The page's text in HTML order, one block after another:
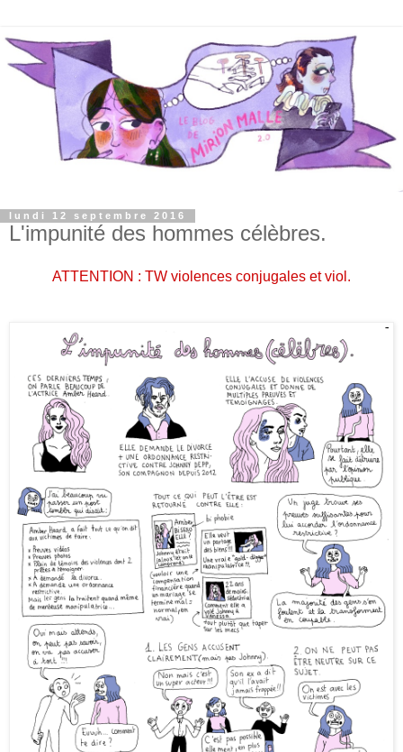
lundi 12 septembre 2016
L'impunité des hommes célèbres.
ATTENTION : TW violences conjugales et viol.